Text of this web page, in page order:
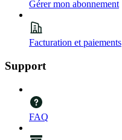
Gérer mon abonnement
Facturation et paiements
Support
FAQ